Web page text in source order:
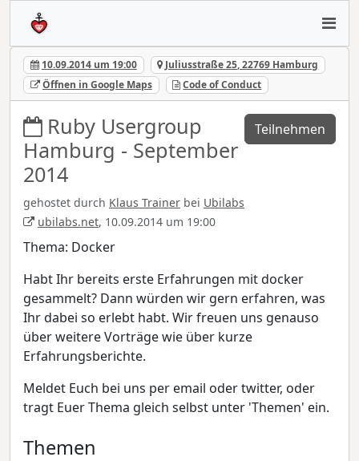
10.09.2014 um 19:00
Juliusstraße 25, 22769 Hamburg
Öffnen in Google Maps
Code of Conduct
Ruby Usergroup
Hamburg - September
2014
gehostet durch Klaus Trainer bei Ubilabs
ubilabs.net, 10.09.2014 um 19:00
Teilnehmen
Thema: Docker
Habt Ihr bereits erste Erfahrungen mit docker
gesammelt? Dann würden wir gern erfahren, was
Ihr dabei so erlebt habt. Wir freuen uns genauso
über weitere Vorträge wie über kurze
Erfahrungsberichte.
Meldet Euch bei uns per email oder twitter, oder
tragt Euer Thema gleich selbst unter 'Themen' ein.
Themen